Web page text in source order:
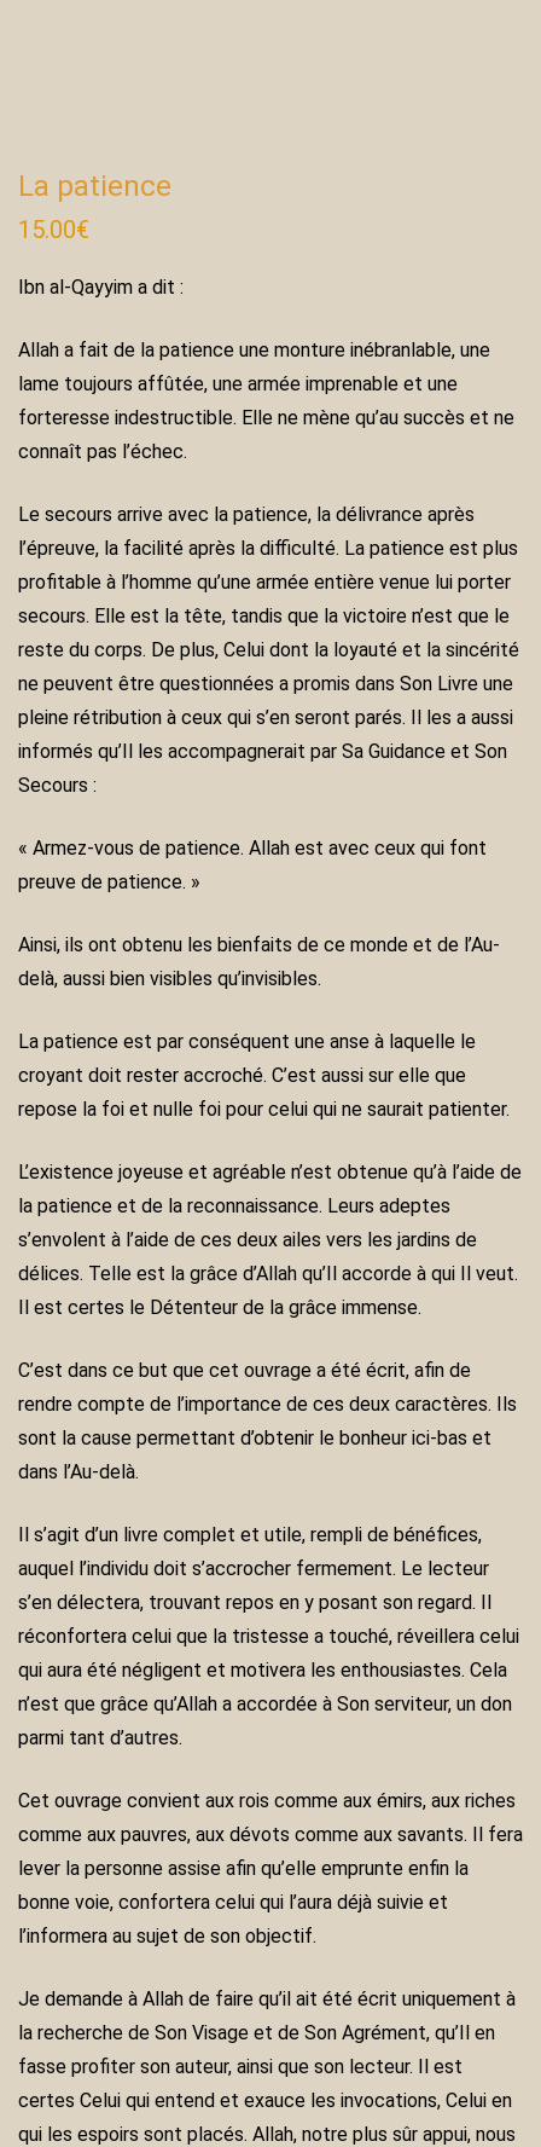
La patience
15.00€
Ibn al-Qayyim a dit :
Allah a fait de la patience une monture inébranlable, une
lame toujours affûtée, une armée imprenable et une
forteresse indestructible. Elle ne mène qu’au succès et ne
connaît pas l’échec.
Le secours arrive avec la patience, la délivrance après
l’épreuve, la facilité après la difficulté. La patience est plus
profitable à l’homme qu’une armée entière venue lui porter
secours. Elle est la tête, tandis que la victoire n’est que le
reste du corps. De plus, Celui dont la loyauté et la sincérité
ne peuvent être questionnées a promis dans Son Livre une
pleine rétribution à ceux qui s’en seront parés. Il les a aussi
informés qu’Il les accompagnerait par Sa Guidance et Son
Secours :
« Armez-vous de patience. Allah est avec ceux qui font
preuve de patience. »
Ainsi, ils ont obtenu les bienfaits de ce monde et de l’Au-
delà, aussi bien visibles qu’invisibles.
La patience est par conséquent une anse à laquelle le
croyant doit rester accroché. C’est aussi sur elle que
repose la foi et nulle foi pour celui qui ne saurait patienter.
L’existence joyeuse et agréable n’est obtenue qu’à l’aide de
la patience et de la reconnaissance. Leurs adeptes
s’envolent à l’aide de ces deux ailes vers les jardins de
délices. Telle est la grâce d’Allah qu’Il accorde à qui Il veut.
Il est certes le Détenteur de la grâce immense.
C’est dans ce but que cet ouvrage a été écrit, afin de
rendre compte de l’importance de ces deux caractères. Ils
sont la cause permettant d’obtenir le bonheur ici-bas et
dans l’Au-delà.
Il s’agit d’un livre complet et utile, rempli de bénéfices,
auquel l’individu doit s’accrocher fermement. Le lecteur
s’en délectera, trouvant repos en y posant son regard. Il
réconfortera celui que la tristesse a touché, réveillera celui
qui aura été négligent et motivera les enthousiastes. Cela
n’est que grâce qu’Allah a accordée à Son serviteur, un don
parmi tant d’autres.
Cet ouvrage convient aux rois comme aux émirs, aux riches
comme aux pauvres, aux dévots comme aux savants. Il fera
lever la personne assise afin qu’elle emprunte enfin la
bonne voie, confortera celui qui l’aura déjà suivie et
l’informera au sujet de son objectif.
Je demande à Allah de faire qu’il ait été écrit uniquement à
la recherche de Son Visage et de Son Agrément, qu’Il en
fasse profiter son auteur, ainsi que son lecteur. Il est
certes Celui qui entend et exauce les invocations, Celui en
qui les espoirs sont placés. Allah, notre plus sûr appui, nous